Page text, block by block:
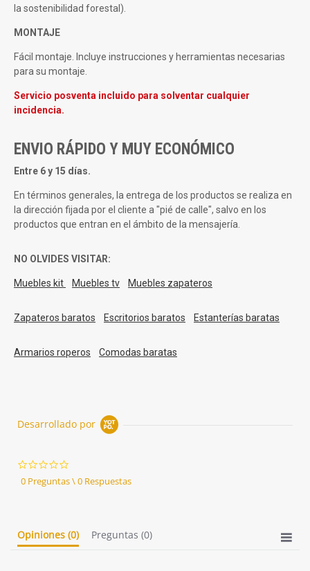
la sostenibilidad forestal).
MONTAJE
Fácil montaje. Incluye instrucciones y herramientas necesarias
para su montaje.
Servicio posventa incluido para solventar cualquier
incidencia.
ENVIO RÁPIDO Y MUY ECONÓMICO
Entre 6 y 15 días.
En términos generales, la entrega de los productos se realiza en
la dirección fijada por el cliente a "pié de calle", salvo en los
productos que entran en el ámbito de la mensajería.
NO OLVIDES VISITAR:
Muebles kit Muebles tv Muebles zapateros
Zapateros baratos Escritorios baratos Estanterías baratas
Armarios roperos Comodas baratas
Desarrollado por
star
rating
0 Preguntas \ 0 Respuestas
Opiniones (0) Preguntas (0)